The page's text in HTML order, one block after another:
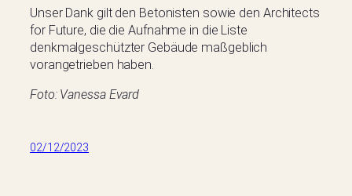
Unser Dank gilt den Betonisten sowie den Architects
for Future, die die Aufnahme in die Liste
denkmalgeschützter Gebäude maßgeblich
vorangetrieben haben.
Foto: Vanessa Evard
02/12/2023